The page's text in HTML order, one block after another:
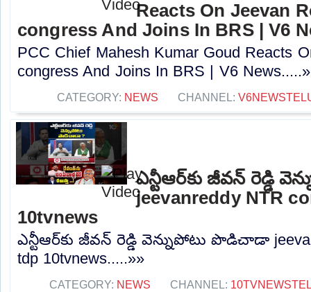
Reacts On Jeevan
congress And Joins In BRS | V6
PCC Chief Mahesh Kumar Goud Reacts
congress And Joins In BRS | V6
CATEGORY: NEWS CHANNEL:
ఎన్టీఆర్‌కు జీవన్ రెడ్డి
jeevanreddy NTR
10tvnews
ఎన్టీఆర్‌కు జీవన్ రెడ్డి వెన్నుపోటు పొడిచాడా
tdp 10tvnews.....»»
CATEGORY: NEWS CHANNEL: